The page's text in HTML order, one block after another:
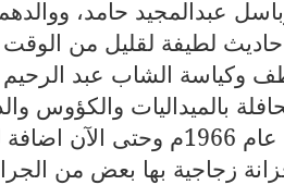
عبدالمجيد حامد،
احاديث لطيفة لقليل من
وكياسة الشاب عبد الرحيم
بالميداليات والكؤوس
النادي عبر الاعوام منذ تأسيسه
زجاجية بها بعض من الجرار